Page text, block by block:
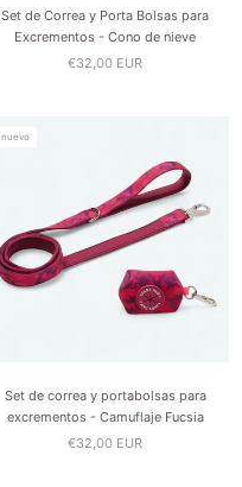
Set de Correa y Porta Bolsas para
Excrementos - Cono de nieve
€32,00 EUR
nuevo
Set de correa y portabolsas para
excrementos - Camuflaje Fucsia
€32,00 EUR